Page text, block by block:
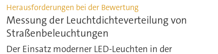
Herausforderungen bei der Bewertung
Messung der Leuchtdichteverteilung von
Straßenbeleuchtungen
Der Einsatz moderner LED-Leuchten in der